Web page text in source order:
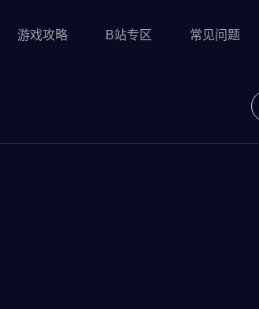
游戏攻略 B站专区 常见问题